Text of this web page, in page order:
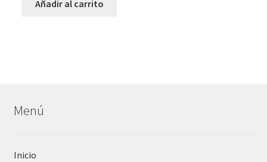
Añadir al carrito
Menú
Inicio